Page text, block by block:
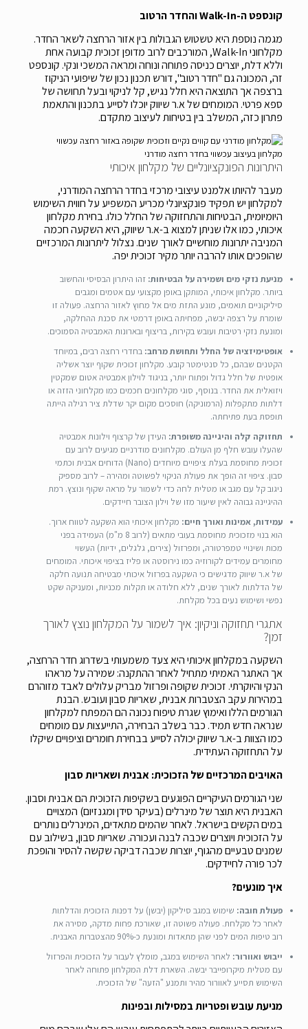
קונספט ה-Walk-In והחדר הרטוב
מגמה נוספת היא טשטוש הגבולות בין אזור הרחצה לשאר החדר.
מקלחוני Walk-In, המורכבים לרוב מדופן זכוכית קבועה אחת
וללא דלת, יוצרים כניסה פתוחה ונוחה ומראה המשכי ונקי. קונספט
זה, המכונה גם "חדר רטוב", דורש תכנון נכון של שיפועי הניקוז
ברצפה אך התוצאה היא חלל נגיש, קל לניקוי ובעל תחושה של
ספא פרטי. המומחים של א.ר שיווק יוכלו לסייע בתכנון והתאמת
פתרון כזה, המשלב בין בטיחות לעיצוב מתקדם.
מקלחון בעיצוב עכשווי בחדר רחצה מודרני
היתרונות הפונקציונליים של מקלחון איכותי
מעבר להיותו אלמנט עיצובי מרכזי בחדר הרחצה המודרני,
למקלחון יש תפקיד פונקציונלי מכריע המשפיע על חווית השימוש
היומיומית, הבטיחות והתחזוקה של החלל כולו. בחירת מקלחון
איכותי, כמו אלו שניתן למצוא ב-א.ר שיווק, היא השקעה חכמה
המניבה יתרונות מוחשיים לאורך שנים. נצלול ליתרונות המרכזיים
שהופכים אותו להרבה יותר מקיר זכוכית יפה.
מניעת נזקי מים ושמירה על הבטיחות: זהו היתרון הבסיסי והחשוב
ביותר. מקלחון איכותי, המותקן באופן מקצועי עם אטמים ומגבים
סיליקוניים תואמים, מונע התזת מים אל מחוץ לאזור הרחצה. פעולה זו
שומרת על רצפה יבשה, מפחיתה באופן דרמטי את סכנת ההחלקה,
ומונעת נזקי רטיבות ועובש בקירות, בריצוף ובארונות האמבטיה הסמוכים.
אופטימיזציה של החלל ותחושת מרחב: בחדרי רחצה רבים, במיוחד
הקטנים שבהם, כל סנטימטר קובע. מקלחון זכוכית שקוף יוצר אשליה
אופטית של חלל גדול ופתוח יותר, בניגוד לוילון אמבטיה אטום שמקטין
ויזואלית את החדר. בנוסף, סוגי מקלחונים חכמים כמו מקלחוני הזזה או
דלתות מתקפלות (הרמוניקה) חוסכים מקום יקר שדלת ציר רגילה הייתה
תופסת בעת פתיחתה.
תחזוקה קלה והיגיינה משופרת: העידן של קרצוף וילונות אמבטיה
שהעלו עובש חלף מן העולם. מקלחונים מודרניים מגיעים לרוב עם
זכוכית מחוסמת בעלת ציפויים מיוחדים (Nano) הדוחים אבנית וכתמי
סבון. ציפוי זה הופך את פעולת הניקוי לפשוטה ומהירה – לרוב מספיק
ניגוב קל עם מגב או מטלית לחה כדי לשמור על מראה שקוף ונוצץ. רמת
ההיגיינה גבוהה לאין שיעור מזו של וילון הצובר חיידקים.
עמידות, אמינות ואורך חיים: מקלחון איכותי הוא השקעה לטווח ארוך.
הוא בנוי מזכוכית מחוסמת בעובי מתאים (לרוב 8 מ"מ) העמידה בפני
מכות ושינויי טמפרטורה, ומפרזול (צירים, גלגלים, ידיות) העשוי
מחומרים עמידים לקורוזיה כמו נירוסטה או פליז בציפוי איכותי. המומחים
של א.ר שיווק מדגישים כי השקעה בפרזול איכותי מבטיחה תנועה חלקה
של הדלתות לאורך שנים, ללא חלודה או תקלות מכניות, ומעניקה שקט
נפשי ושימוש נעים בכל מקלחת.
אתגרי תחזוקה וניקיון: איך לשמור על המקלחון נוצץ לאורך
זמן?
השקעה במקלחון איכותי היא צעד משמעותי בשדרוג חדר הרחצה,
אך האתגר האמיתי מתחיל לאחר ההתקנה: שמירה על מראהו
הנקי והיוקרתי. זכוכית שקופה ופרזול מבריק עלולים לאבד מזוהרם
במהירות עקב הצטברות אבנית, שאריות סבון ועובש. הבנת
הגורמים הללו ואימוץ שגרת טיפוח נכונה הם המפתח למקלחון
שנראה חדש תמיד. כבר בשלב הבחירה, התייעצות עם מומחים
כמו הצוות ב-א.ר שיווק יכולה לסייע בבחירת חומרים וציפויים שיקלו
על התחזוקה העתידית.
האויבים המרכזיים של הזכוכית: אבנית ושאריות סבון
שני הגורמים העיקריים הפוגעים בשקיפות הזכוכית הם אבנית וסבון.
האבנית היא תוצר של מינרלים (בעיקר סידן ומגנזיום) המצויים
במים הקשים בישראל. לאחר שהמים מתאדים, המינרלים נותרים
על הזכוכית ויוצרים שכבה לבנה ועכורה. שאריות סבון, בשילוב עם
שמנים טבעיים מהגוף, יוצרות שכבה דביקה שקשה להסיר והופכת
לכר פורה לחיידקים.
איך מונעים?
פעולת חובה: שימוש במגב סיליקון (יבשן) על דפנות הזכוכית והדלתות
לאחר כל מקלחת. פעולה פשוטה זו, שאורכת פחות מדקה, מסירה את
רוב טיפות המים לפני שהן מתאדות ומונעת כ-90% מהצטברות האבנית.
ייבוש ואוורור: לאחר השימוש במגב, מומלץ לעבור על הזכוכית והפרזול
עם מטלית מיקרופייבר יבשה. השארת דלת המקלחון פתוחה לאחר
השימוש תסייע לאוורור מהיר ותמנע "הזעה" של הזכוכית.
מניעת עובש ופטריות במסילות ובפינות